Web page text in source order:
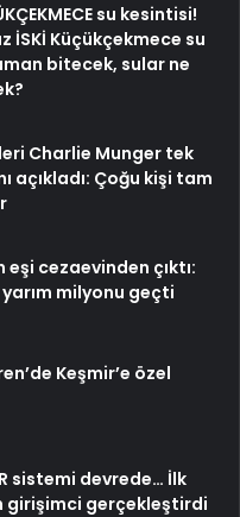
su kesintisi!
İSKİ Küçükçekmece su
bitecek, sular ne
Charlie Munger tek
açıkladı: Çoğu kişi tam
eşi cezaevinden çıktı:
yarım milyonu geçti
Keşmir’e özel
sistemi devrede… İlk
girişimci gerçekleştirdi